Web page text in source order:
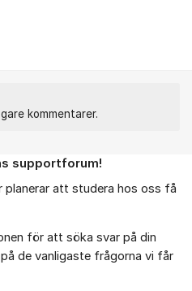
kommentarer.
supportforum!
planerar att studera hos oss få
för att söka svar på din
de vanligaste frågorna vi får